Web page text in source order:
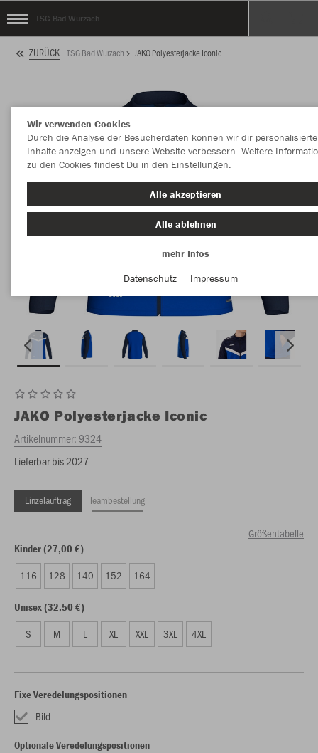
TSG Bad Wurzach
ZURÜCK TSG Bad Wurzach JAKO Polyesterjacke Iconic
JAKO Polyesterjacke Iconic
Artikelnummer:9324
Lieferbar bis 2027
Einzelauftrag Teambestellung
Größentabelle
Kinder (27,00 €)
116 128 140 152 164
Unisex (32,50 €)
S M L XL XXL 3XL 4XL
Fixe Veredelungspositionen
Bild
Optionale Veredelungspositionen
Wir verwenden Cookies
Durch die Analyse der Besucherdaten können wir dir personalisierte
Inhalte anzeigen und unsere Website verbessern. Weitere
zu den Cookies findest Du in den Einstellungen.
Alle akzeptieren
Alle ablehnen
mehr Infos
Datenschutz
Impressum